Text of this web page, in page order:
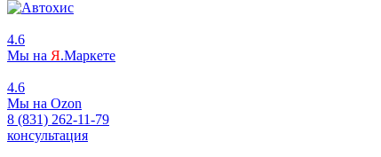
4.6
Мы на Я.Маркете
4.6
Мы на Ozon
8 (831) 262-11-79
консультация